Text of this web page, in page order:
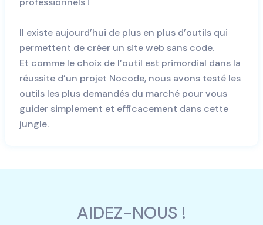
Il existe aujourd’hui de plus en plus d’outils qui
permettent de créer un site web sans code.
Et comme le choix de l’outil est primordial dans la
réussite d’un projet Nocode, nous avons testé les
outils les plus demandés du marché pour vous
guider simplement et efficacement dans cette
jungle.
AIDEZ-NOUS !